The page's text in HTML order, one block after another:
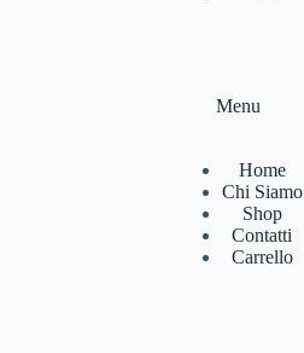
Menu
Home
Chi Siamo
Shop
Contatti
Carrello